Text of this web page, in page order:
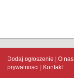
Dodaj ogłoszenie O nas
prywatnosci
Kontakt